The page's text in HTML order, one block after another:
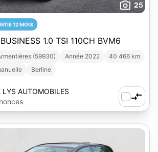
25
12 MOIS
1.0 TSI 110CH BVM6
(59930) Année 2022
40 466 km
Berline
LYS AUTOMOBILES